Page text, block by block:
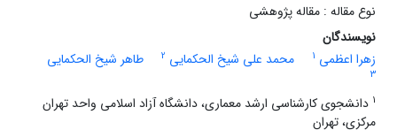
نوع مقاله : مقاله پژوهشی
نویسندگان
زهرا اعظمی 1 محمد علی شیخ الحکمایی 2 طاهر شیخ الحکمایی
3
1 دانشجوی کارشناسی ارشد معماری، دانشگاه آزاد اسلامی واحد تهران
مرکزی، تهران